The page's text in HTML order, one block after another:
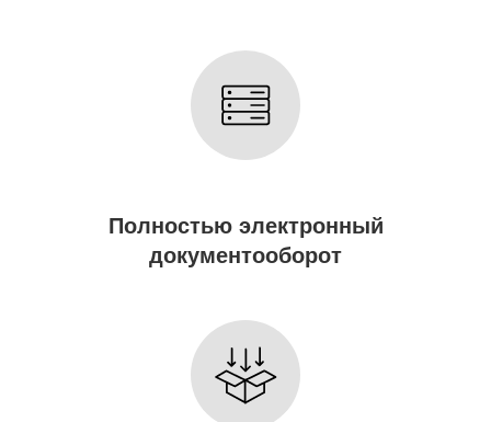
Полностью электронный
документооборот